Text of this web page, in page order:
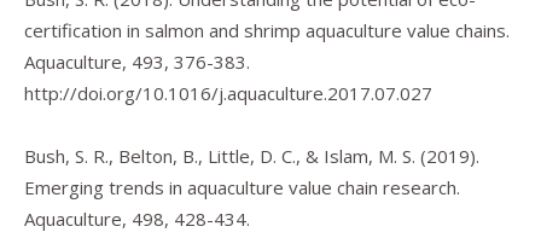
certification in salmon and shrimp aquaculture value chains.
Aquaculture, 493, 376-383.
http://doi.org/10.1016/j.aquaculture.2017.07.027
Bush, S. R., Belton, B., Little, D. C., & Islam, M. S. (2019).
Emerging trends in aquaculture value chain research.
Aquaculture, 498, 428-434.